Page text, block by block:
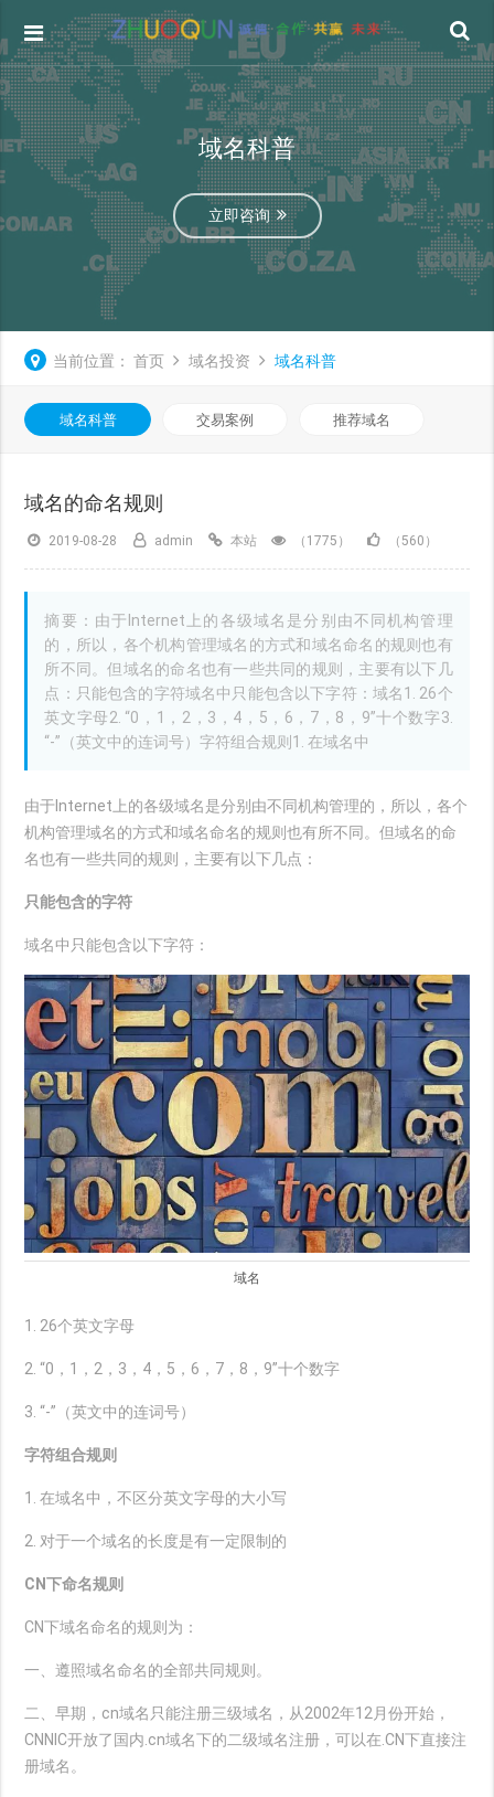
域名科普
立即咨询
当前位置： 首页 域名投资 域名科普
域名科普 交易案例 推荐域名
域名的命名规则
2019-08-28 admin 本站 （1775） （560）
摘要：由于Internet上的各级域名是分别由不同机构管理
的，所以，各个机构管理域名的方式和域名命名的规则也有
所不同。但域名的命名也有一些共同的规则，主要有以下几
点：只能包含的字符域名中只能包含以下字符：域名1. 26个
英文字母2. “0，1，2，3，4，5，6，7，8，9”十个数字3.
“-”（英文中的连词号）字符组合规则1. 在域名中
由于Internet上的各级域名是分别由不同机构管理的，所以，各个
机构管理域名的方式和域名命名的规则也有所不同。但域名的命
名也有一些共同的规则，主要有以下几点：
只能包含的字符
域名中只能包含以下字符：
域名
1. 26个英文字母
2. “0，1，2，3，4，5，6，7，8，9”十个数字
3. “-”（英文中的连词号）
字符组合规则
1. 在域名中，不区分英文字母的大小写
2. 对于一个域名的长度是有一定限制的
CN下命名规则
CN下域名命名的规则为：
一、遵照域名命名的全部共同规则。
二、早期，cn域名只能注册三级域名，从2002年12月份开始，
CNNIC开放了国内.cn域名下的二级域名注册，可以在.CN下直接注
册域名。